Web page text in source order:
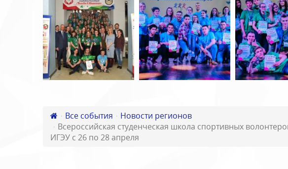
Все события
Новости регионов
Всероссийская студенческая школа спортивных
ИГЭУ с 26 по 28 апреля